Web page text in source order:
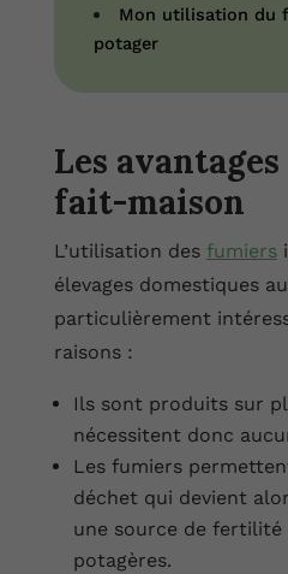
Mon utilisation du
potager
Les
fait-maison
L’utilisation des fumiers
élevages domestiques
particulièrement
raisons :
Ils sont produits sur
nécessitent donc
Les fumiers
déchet qui devient
une source de
potagères.